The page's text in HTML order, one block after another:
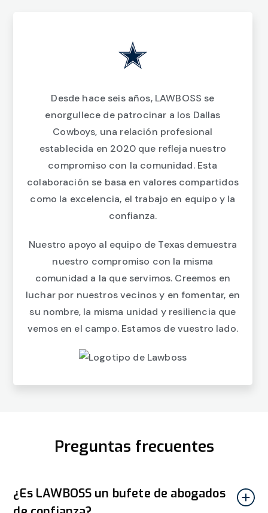
Desde hace seis años, LAWBOSS se
enorgullece de patrocinar a los Dallas
Cowboys, una relación profesional
establecida en 2020 que refleja nuestro
compromiso con la comunidad. Esta
colaboración se basa en valores compartidos
como la excelencia, el trabajo en equipo y la
confianza.
Nuestro apoyo al equipo de Texas demuestra
nuestro compromiso con la misma
comunidad a la que servimos. Creemos en
luchar por nuestros vecinos y en fomentar, en
su nombre, la misma unidad y resiliencia que
vemos en el campo. Estamos de vuestro lado.
Preguntas frecuentes
¿Es LAWBOSS un bufete de abogados